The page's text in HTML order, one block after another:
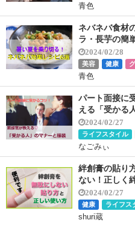
青色
ネバネバ食材
ラ・長芋の簡
2024/02/28
美容 健康
青色
パート面接に
える「受かる
2024/02/27
ライフスタイル
なごみぃ
絆創膏の貼り
ない！正しく
2024/02/27
健康 ライフス
shuri蔵